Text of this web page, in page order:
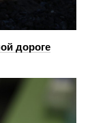
дороге